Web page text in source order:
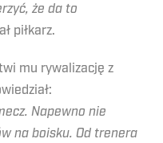
że da to
piłkarz.
mu rywalizację z
Napewno nie
na boisku. Od trenera